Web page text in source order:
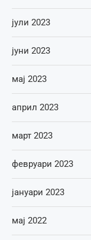
јули 2023
јуни 2023
мај 2023
април 2023
март 2023
февруари 2023
јануари 2023
мај 2022